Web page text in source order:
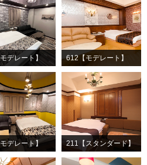
デレート】 612【モデレート】
デレート】 211【スタンダード】